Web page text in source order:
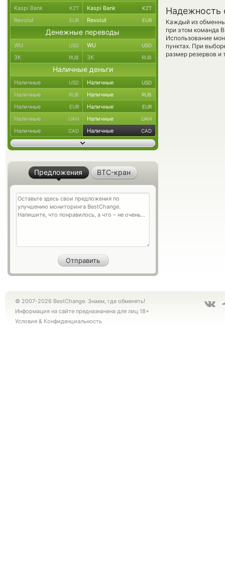
Надежность
Каждый из
при этом команда
Использование
пунктах. При
размер резервов и
Kaspi Bank KZT Kaspi Bank KZT
Revolut EUR Revolut EUR
Денежные переводы
WU USD WU USD
ЗК RUB ЗК RUB
Наличные деньги
Наличные USD Наличные USD
Наличные RUB Наличные RUB
Наличные EUR Наличные EUR
Наличные UAH Наличные UAH
Наличные CAD Наличные CAD
Предложения BTC-кран
© 2007-2026 BestChange. Знаем, где обменять!
Информация на сайте предназначена для лиц 18+
Условия & Конфиденциальность